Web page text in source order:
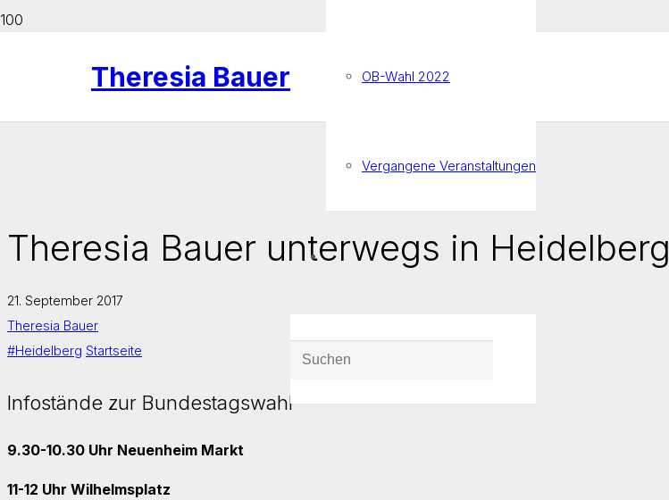
Theresia Bauer OB-Wahl 2022
Vergangene Veranstaltungen
Theresia Bauer unterwegs in Heidelberg
21. September 2017
Theresia Bauer
#Heidelberg Startseite
Infostände zur Bundestagswahl
9.30-10.30 Uhr Neuenheim Markt
11-12 Uhr Wilhelmsplatz